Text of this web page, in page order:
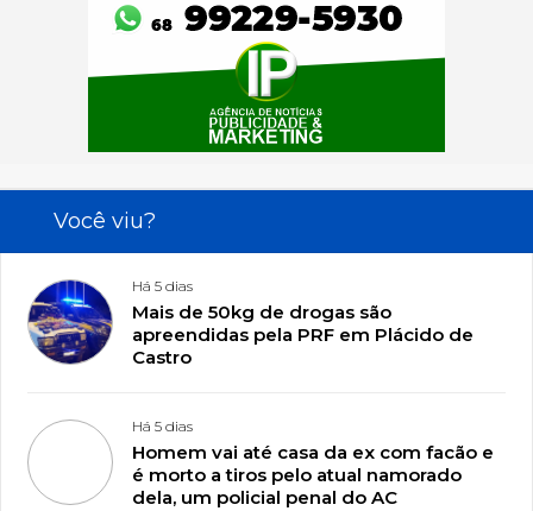
Você viu?
Há 5 dias
Mais de 50kg de drogas são
apreendidas pela PRF em Plácido de
Castro
Há 5 dias
Homem vai até casa da ex com facão e
é morto a tiros pelo atual namorado
dela, um policial penal do AC